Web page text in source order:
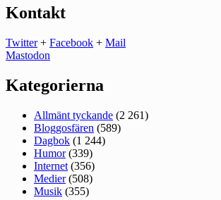
Kontakt
Twitter+ Facebook + Mail
Mastodon
Kategorierna
Allmänt tyckande (2 261)
Bloggosfären (589)
Dagbok (1 244)
Humor(339)
Internet (356)
Medier(508)
Musik (355)